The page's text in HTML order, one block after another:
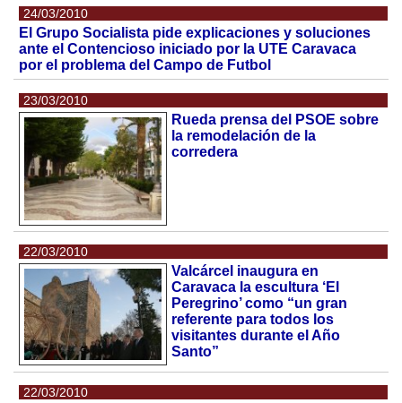
24/03/2010
El Grupo Socialista pide explicaciones y soluciones
ante el Contencioso iniciado por la UTE Caravaca
por el problema del Campo de Futbol
23/03/2010
Rueda prensa del PSOE sobre
la remodelación de la
corredera
22/03/2010
Valcárcel inaugura en
Caravaca la escultura ‘El
Peregrino’ como “un gran
referente para todos los
visitantes durante el Año
Santo”
22/03/2010